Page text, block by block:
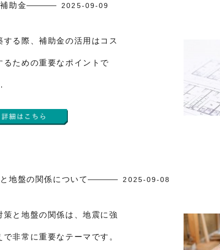
助金 2025-09-09
する際、補助金の活用はコス
るための重要なポイントで
地盤の関係について 2025-09-08
策と地盤の関係は、地震に強
非常に重要なテーマです。